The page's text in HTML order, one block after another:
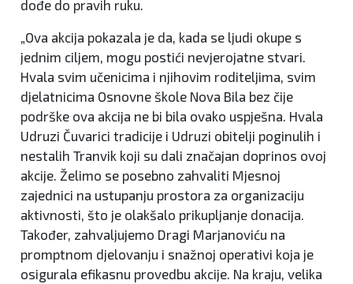
dođe do pravih ruku.
„Ova akcija pokazala je da, kada se ljudi okupe s
jednim ciljem, mogu postići nevjerojatne stvari.
Hvala svim učenicima i njihovim roditeljima, svim
djelatnicima Osnovne škole Nova Bila bez čije
podrške ova akcija ne bi bila ovako uspješna. Hvala
Udruzi Čuvarici tradicije i Udruzi obitelji poginulih i
nestalih Tranvik koji su dali značajan doprinos ovoj
akcije. Želimo se posebno zahvaliti Mjesnoj
zajednici na ustupanju prostora za organizaciju
aktivnosti, što je olakšalo prikupljanje donacija.
Također, zahvaljujemo Dragi Marjanoviću na
promptnom djelovanju i snažnoj operativi koja je
osigurala efikasnu provedbu akcije. Na kraju, velika